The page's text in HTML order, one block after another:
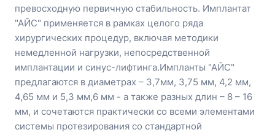
превосходную первичную стабильность. Имплантат
"АЙС" применяется в рамках целого ряда
хирургических процедур, включая методики
немедленной нагрузки, непосредственной
имплантации и синус-лифтинга.Импланты "АЙС"
предлагаются в диаметрах – 3,7мм, 3,75 мм, 4,2 мм,
4,65 мм и 5,3 мм,6 мм - а также разных длин – 8 – 16
мм, и сочетаются практически со всеми элементами
системы протезирования со стандартной